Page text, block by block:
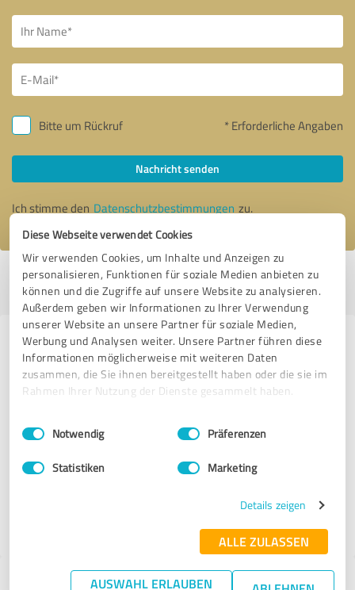
Diese Webseite verwendet Cookies
Wir verwenden Cookies, um Inhalte und Anzeigen zu
personalisieren, Funktionen für soziale Medien anbieten zu
können und die Zugriffe auf unsere Website zu analysieren.
Außerdem geben wir Informationen zu Ihrer Verwendung
unserer Website an unsere Partner für soziale Medien,
Werbung und Analysen weiter. Unsere Partner führen diese
Informationen möglicherweise mit weiteren Daten
zusammen, die Sie ihnen bereitgestellt haben oder die sie im
Rahmen Ihrer Nutzung der Dienste gesammelt haben.
Impressum Datenschutzbestimmungen
Einwilligungsauswahl
Notwendig Präferenzen
Statistiken Marketing
Details zeigen
ALLE ZULASSEN
AUSWAHL ERLAUBEN
Bitte um Rückruf * Erforderliche Angaben
Nachricht senden
Ich stimme den Datenschutzbestimmungen zu.
Profil aktiv seit 10.09.2019 |Letzte Aktualisierung: 28.07.2026|Profil
melden
Erfahrungen zu weiteren
Anbietern aus dem Bereich
Dienstleistungen
WOBI - Das fairCamper Portal